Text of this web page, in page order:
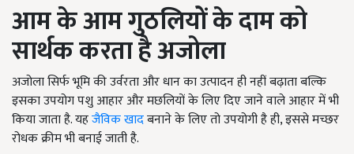
आम के आम गुठलियों के दाम को
सार्थक करता है अजोला
अजोला सिर्फ भूमि की उर्वरता और धान का उत्पादन ही नहीं बढ़ाता बल्कि
इसका उपयोग पशु आहार और मछलियों के लिए दिए जाने वाले आहार में भी
किया जाता है. यहजैविक खादबनाने के लिए तो उपयोगी है ही, इससे मच्छर
रोधक क्रीम भी बनाई जाती है.